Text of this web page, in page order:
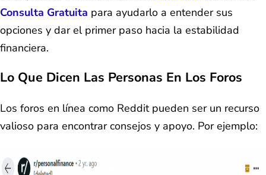
Consulta Gratuita para ayudarlo a entender sus
opciones y dar el primer paso hacia la estabilidad
financiera.
Lo Que Dicen Las Personas En Los Foros
Los foros en línea como Reddit pueden ser un recurso
valioso para encontrar consejos y apoyo. Por ejemplo: